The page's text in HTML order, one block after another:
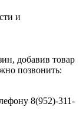
и
добавив товар
позвонить:
8(952)-311-